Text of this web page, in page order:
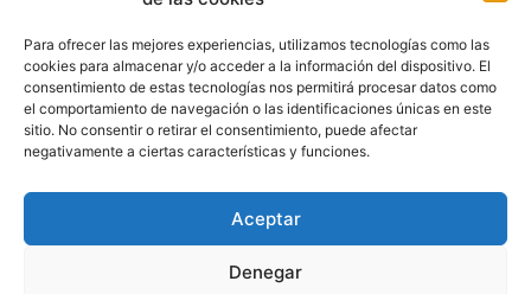
Para ofrecer las mejores experiencias, utilizamos tecnologías como las
cookies para almacenar y/o acceder a la información del dispositivo. El
consentimiento de estas tecnologías nos permitirá procesar datos como
el comportamiento de navegación o las identificaciones únicas en este
sitio. No consentir o retirar el consentimiento, puede afectar
negativamente a ciertas características y funciones.
Aceptar
Denegar
HISTORIA PODCAST